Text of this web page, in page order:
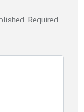
Required